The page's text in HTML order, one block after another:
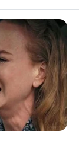
Telegram
ഭാര്യ